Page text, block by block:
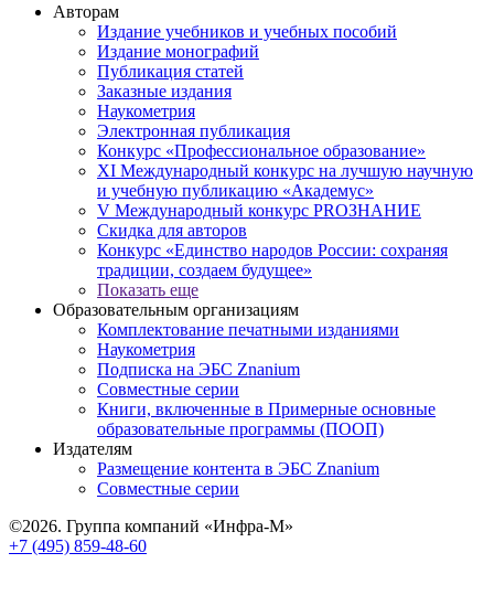
Авторам
Издание учебников и учебных пособий
Издание монографий
Публикация статей
Заказные издания
Наукометрия
Электронная публикация
Конкурс «Профессиональное образование»
XI Международный конкурс на лучшую научную
и учебную публикацию «Академус»
V Международный конкурс PROЗНАНИЕ
Скидка для авторов
Конкурс «Единство народов России: сохраняя
традиции, создаем будущее»
Показать еще
Образовательным организациям
Комплектование печатными изданиями
Наукометрия
Подписка на ЭБС Znanium
Совместные серии
Книги, включенные в Примерные основные
образовательные программы (ПООП)
Издателям
Размещение контента в ЭБС Znanium
Совместные серии
©2026. Группа компаний «Инфра-М»
+7 (495) 859-48-60